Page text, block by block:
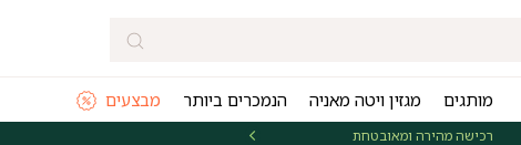
מותגים מגזין ויטה מאניה הנמכרים ביותר מבצעים
רכישה מהירה ומאובטחת